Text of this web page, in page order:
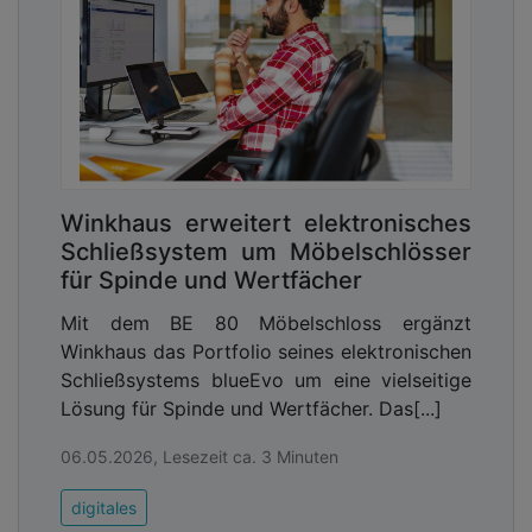
Digitale Souveränität
Haben kommunale IT-Verantwortliche sich für ein
gemanagtes SOC entschieden, stellt sich die Frage
nach dem Anbieter. Hier ist auch das Thema
Winkhaus erweitert elektronisches
Schließsystem um Möbelschlösser
für Spinde und Wertfächer
Mit dem BE 80 Möbelschloss ergänzt
Winkhaus das Portfolio seines elektronischen
Schließsystems blueEvo um eine vielseitige
Lösung für Spinde und Wertfächer. Das[...]
06.05.2026, Lesezeit ca. 3 Minuten
digitales